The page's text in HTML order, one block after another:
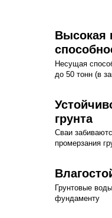
Высокая
Несущая
до 50 тонн (в
грунта
Сваи
промерзания
Грунтовые
фундаменту